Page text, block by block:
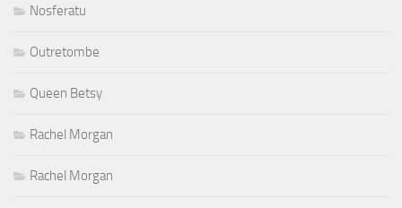
Nosferatu
Outretombe
Queen Betsy
Rachel Morgan
Rachel Morgan